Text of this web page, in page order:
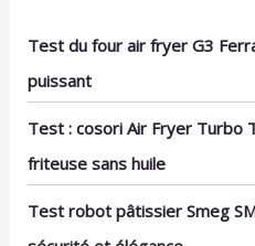
Test du four air fryer G3
puissant
Test : cosori Air Fryer Turbo
friteuse sans huile
Test robot pâtissier Smeg